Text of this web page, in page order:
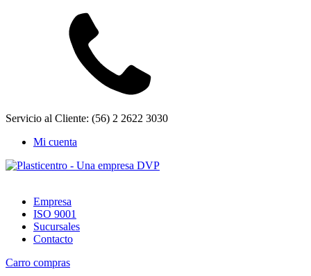
Servicio al Cliente: (56) 2 2622 3030
Mi cuenta
Empresa
ISO 9001
Sucursales
Contacto
Carro compras